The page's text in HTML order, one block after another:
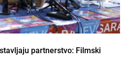
partnerstvo: Filmski